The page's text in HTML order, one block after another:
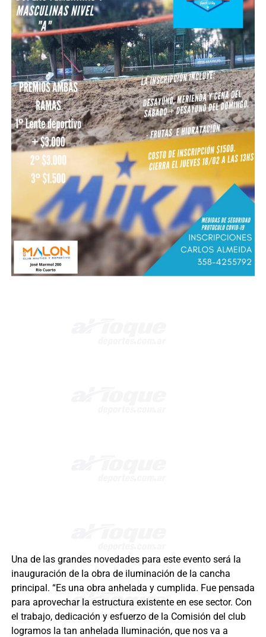
Una de las grandes novedades para este evento será la
inauguración de la obra de iluminación de la cancha
principal. “Es una obra anhelada y cumplida. Fue pensada
para aprovechar la estructura existente en ese sector. Con
el trabajo, dedicación y esfuerzo de la Comisión del club
logramos la tan anhelada Iluminación, que nos va a